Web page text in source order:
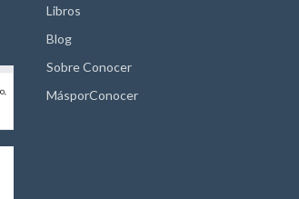
Libros
Blog
Sobre Conocer
MásporConocer